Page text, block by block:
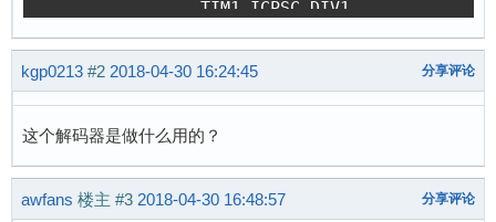
TIM1_ICPSC_DIV1,           //
else if(IrInter.Rn==2)//0
{
IrInter.Rn=0;
  Rn02=IrInter.Update;     //溢出次数
  IrInter.Update=0;        //清溢出次数
kgp0213 #2 2018-04-30 16:24:45 分享评论
这个解码器是做什么用的？
awfans 楼主 #3 2018-04-30 16:48:57 分享评论